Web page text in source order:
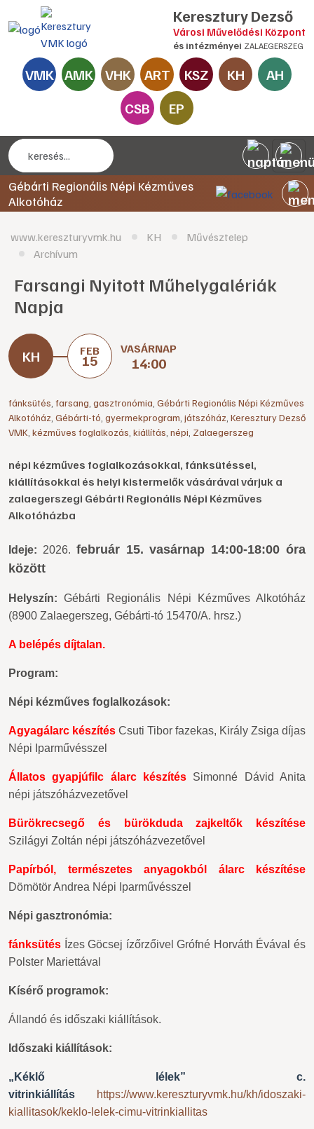
Keresztury Dezső
Városi Művelődési Központ
és intézményei ZALAEGERSZEG
VMK AMK VHK ART KSZ KH
AH
CSB
EP
Gébárti Regionális Népi Kézműves
Alkotóház
www.kereszturyvmk.hu KH
Művésztelep
Archívum
Farsangi Nyitott Műhelygalériák
Napja
FEB
15
VASÁRNAP
14:00
fánksütés farsang gasztronómia Gébárti Regionális Népi Kézműves
Alkotóház Gébárti-tó gyermekprogram játszóház Keresztury Dezső
VMK kézműves foglalkozás kiállítás népi Zalaegerszeg
népi kézműves foglalkozásokkal, fánksütéssel,
kiállításokkal és helyi kistermelők vásárával várjuk a
zalaegerszegi Gébárti Regionális Népi Kézműves
Alkotóházba
Ideje: 2026. február 15. vasárnap 14:00-18:00 óra
között
Helyszín:Gébárti Regionális Népi Kézműves Alkotóház
(8900 Zalaegerszeg, Gébárti-tó 15470/A. hrsz.)
A belépés díjtalan.
Program:
Népi kézműves foglalkozások:
Agyagálarc készítés Csuti Tibor fazekas, Király Zsiga díjas
Népi Iparművésszel
Állatos gyapjúfilc álarc készítés Simonné Dávid Anita
népi játszóházvezetővel
Bürökrecsegő és bürökduda zajkeltők készítése
Szilágyi Zoltán népi játszóházvezetővel
Papírból, természetes anyagokból álarc készítése
Dömötör Andrea Népi Iparművésszel
Népi gasztronómia:
fánksütés Ízes Göcsej ízőrzőivel Grófné Horváth Évával és
Polster Mariettával
Kísérő programok:
Állandó és időszaki kiállítások.
Időszaki kiállítások:
„Kéklő lélek” c.
vitrinkiállítás
https://www.kereszturyvmk.hu/kh/idoszaki-
kiallitasok/keklo-lelek-cimu-vitrinkiallitas